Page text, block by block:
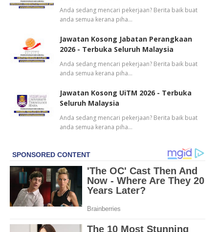
Anda sedang mencari pekerjaan? Berita baik buat
anda semua kerana piha…
Jawatan Kosong Jabatan Perangkaan
2026 - Terbuka Seluruh Malaysia
Anda sedang mencari pekerjaan? Berita baik buat
anda semua kerana piha…
Jawatan Kosong UiTM 2026 - Terbuka
Seluruh Malaysia
Anda sedang mencari pekerjaan? Berita baik buat
anda semua kerana piha…